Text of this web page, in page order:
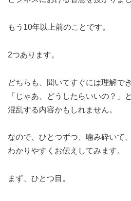
もう10年以上前のことです。
2つあります。
どちらも、聞いてすぐには理解でき
「じゃあ、どうしたらいいの？」と
混乱する内容かもしれません。
なので、ひとつずつ、噛み砕いて、
わかりやすくお伝えしてみます。
まず、ひとつ目。